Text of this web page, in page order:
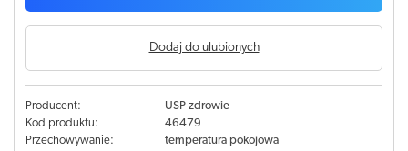
Dodaj do ulubionych
Producent:
USP zdrowie
Kod produktu:
46479
Przechowywanie:
temperatura pokojowa